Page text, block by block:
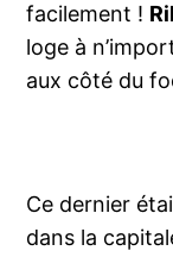
facilement !
loge à
aux côté du
Ce dernier
dans la